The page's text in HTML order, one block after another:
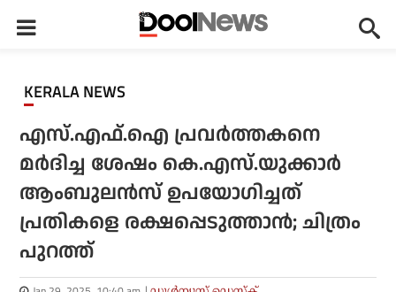
KERALA NEWS
എസ്.എഫ്.ഐ പ്രവര്‍ത്തകനെ
മര്‍ദിച്ച ശേഷം കെ.എസ്.യുക്കാര്‍
ആംബുലന്‍സ് ഉപയോഗിച്ചത്
പ്രതികളെ രക്ഷപ്പെടുത്താന്‍; ചിത്രം
പുറത്ത്